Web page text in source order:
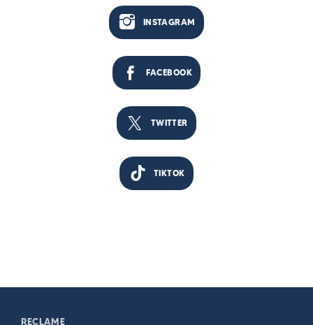
INSTAGRAM
FACEBOOK
TWITTER
TIKTOK
RECLAME